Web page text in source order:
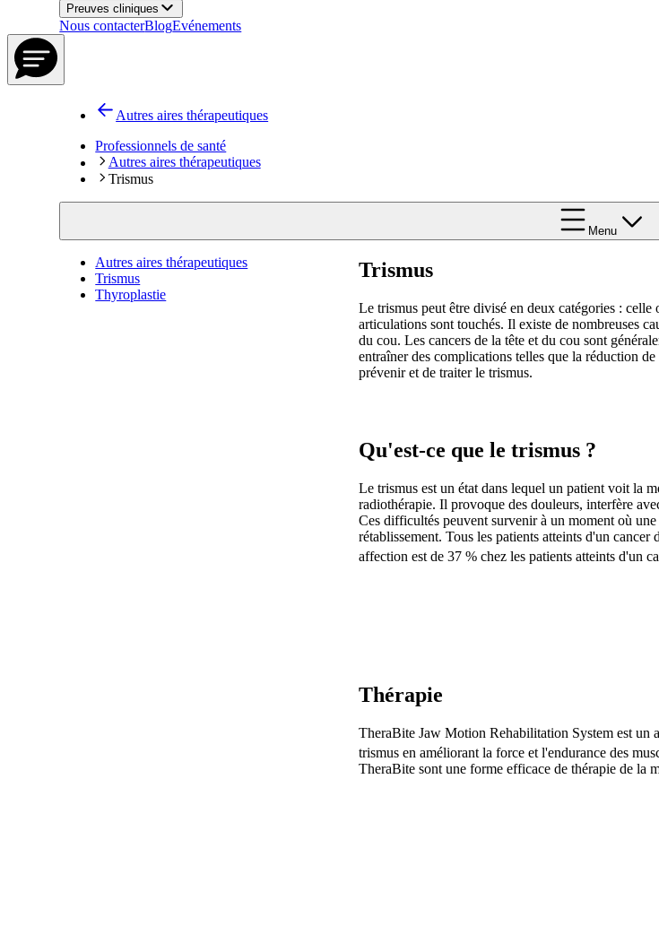
Preuves cliniques
Nous contacterBlogEvénements
Autres aires thérapeutiques
Professionnels de santé
Autres aires thérapeutiques
Trismus
Menu
Autres aires thérapeutiques
Trismus
Thyroplastie
Trismus
Le trismus peut être divisé en deux catégories : celle
articulations sont touchés. Il existe de nombreuses
du cou. Les cancers de la tête et du cou sont
entraîner des complications telles que la réduction
prévenir et de traiter le trismus.
Qu'est-ce que le trismus ?
Le trismus est un état dans lequel un patient voit la
radiothérapie. Il provoque des douleurs, interfère
Ces difficultés peuvent survenir à un moment où
rétablissement. Tous les patients atteints d'un
affection est de 37 % chez les patients atteints d'un
Thérapie
TheraBite Jaw Motion Rehabilitation System est un
trismus en améliorant la force et l'endurance des
TheraBite sont une forme efficace de thérapie de la